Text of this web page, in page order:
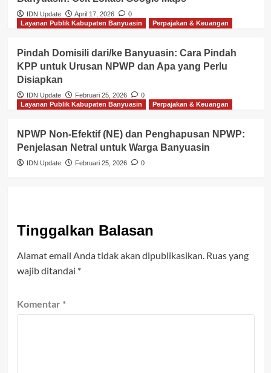
IDN Update April 17, 2026
0
Layanan Publik Kabupaten Banyuasin
Perpajakan & Keuangan
Pindah Domisili dari/ke Banyuasin: Cara Pindah
KPP untuk Urusan NPWP dan Apa yang Perlu
Disiapkan
IDN Update Februari 25, 2026
0
Layanan Publik Kabupaten Banyuasin
Perpajakan & Keuangan
NPWP Non-Efektif (NE) dan Penghapusan NPWP:
Penjelasan Netral untuk Warga Banyuasin
IDN Update Februari 25, 2026 0
Tinggalkan Balasan
Alamat email Anda tidak akan dipublikasikan. Ruas yang
wajib ditandai *
Komentar *